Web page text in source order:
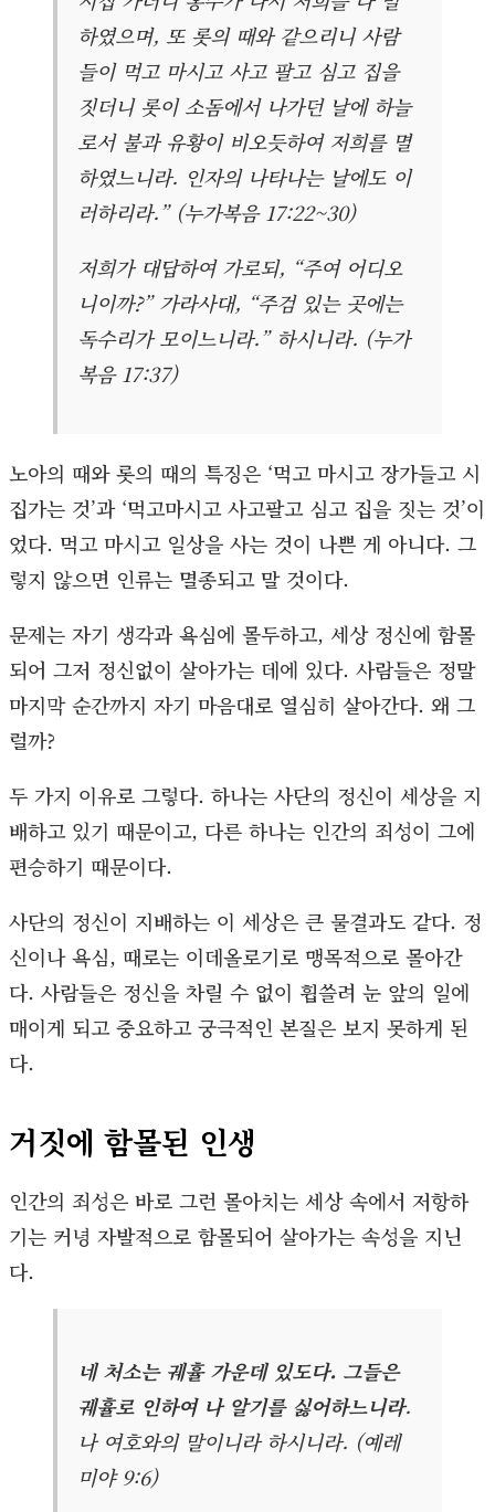
하였으며, 또 롯의 때와 같으리니 사람
들이 먹고 마시고 사고 팔고 심고 집을
짓더니 롯이 소돔에서 나가던 날에 하늘
로서 불과 유황이 비오듯하여 저희를 멸
하였느니라. 인자의 나타나는 날에도 이
러하리라.” (누가복음 17:22~30)
저희가 대답하여 가로되, “주여 어디오
니이까?” 가라사대, “주검 있는 곳에는
독수리가 모이느니라.” 하시니라. (누가
복음 17:37)
노아의 때와 롯의 때의 특징은 ‘먹고 마시고 장가들고 시
집가는 것’과 ‘먹고마시고 사고팔고 심고 집을 짓는 것’이
었다. 먹고 마시고 일상을 사는 것이 나쁜 게 아니다. 그
렇지 않으면 인류는 멸종되고 말 것이다.
문제는 자기 생각과 욕심에 몰두하고, 세상 정신에 함몰
되어 그저 정신없이 살아가는 데에 있다. 사람들은 정말
마지막 순간까지 자기 마음대로 열심히 살아간다. 왜 그
럴까?
두 가지 이유로 그렇다. 하나는 사단의 정신이 세상을 지
배하고 있기 때문이고, 다른 하나는 인간의 죄성이 그에
편승하기 때문이다.
사단의 정신이 지배하는 이 세상은 큰 물결과도 같다. 정
신이나 욕심, 때로는 이데올로기로 맹목적으로 몰아간
다. 사람들은 정신을 차릴 수 없이 휩쓸려 눈 앞의 일에
매이게 되고 중요하고 궁극적인 본질은 보지 못하게 된
다.
거짓에 함몰된 인생
인간의 죄성은 바로 그런 몰아치는 세상 속에서 저항하
기는 커녕 자발적으로 함몰되어 살아가는 속성을 지닌
다.
네 처소는 궤휼 가운데 있도다. 그들은
궤휼로 인하여 나 알기를 싫어하느니라.
나 여호와의 말이니라 하시니라. (예레
미야 9:6)